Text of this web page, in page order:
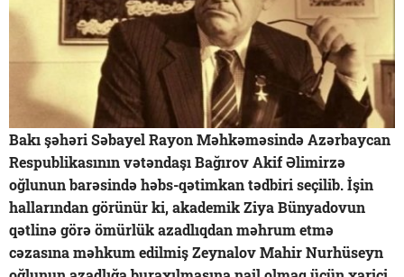
Bakı şəhəri Səbayel Rayon Məhkəməsində Azərbaycan
Respublikasının vətəndaşı Bağırov Akif Əlimirzə
oğlunun barəsində həbs-qətimkan tədbiri seçilib. İşin
hallarından görünür ki, akademik Ziya Bünyadovun
qətlinə görə ömürlük azadlıqdan məhrum etmə
cəzasına məhkum edilmiş Zeynalov Mahir Nurhüseyn